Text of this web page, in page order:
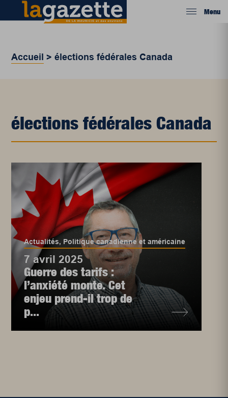
Menu
Accueil >élections fédérales Canada
élections fédérales Canada
Actualités, Politique canadienne et américaine
7 avril 2025
Guerre des tarifs :
l’anxiété monte. Cet
enjeu prend-il trop de
p...